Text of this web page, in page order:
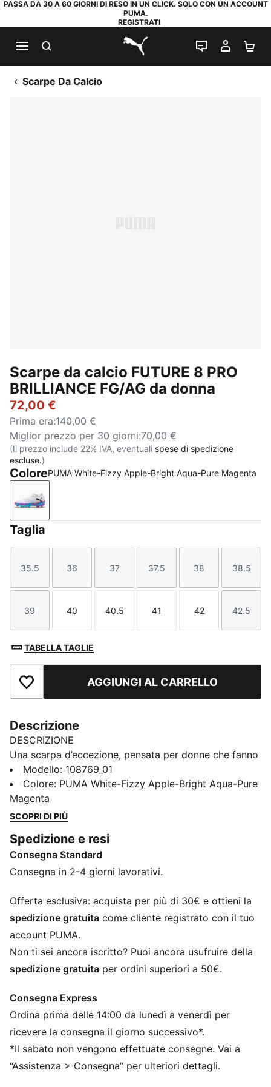
PASSA DA 30 A 60 GIORNI DI RESO IN UN CLICK. SOLO CON UN ACCOUNT
PUMA.
REGISTRATI
PUMA.com
CHAT IL MIO
Scarpe Da Calcio
Scarpe da calcio FUTURE 8 PRO
BRILLIANCE FG/AG da donna
72,00 €
Prima era:140,00 €
Miglior prezzo per 30 giorni:70,00 €
(Il prezzo include 22% IVA, eventuali spese di spedizione
escluse.)
ColorePUMA White-Fizzy Apple-Bright Aqua-Pure Magenta
PUMA White-Fizzy Apple-Bright Aqua-Pure Magenta
Taglia
Taglia
35.5
Taglia
36
Taglia
37
Taglia
37.5
Taglia
38
Taglia
38.5
Taglia
39
Taglia
40
Taglia
40.5
Taglia
41
Taglia
42
Taglia
42.5
TABELLA TAGLIE
Aggiungi ai PreferitiAGGIUNGI AL CARRELLO
Descrizione
DESCRIZIONE
Una scarpa d’eccezione, pensata per donne che fanno
la differenza. Con Women's Fit 2.0, il futuro è davvero
femminile: avampiede più avvolgente, collo del piede
più basso e supporto extra all’arco plantare per
adattarsi a te – non il contrario – così puoi pensare a
FUZIONFIT³ sulla tomaia e la suola FLEXGILITY ti
offrono agilità a 360° per muoverti tra le linee e
creare senza limiti.
VESTIBILITÀ DA DONNA 2.0: Sviluppata sulla base
della ricerca scientifica, FUTURE avvolge il piede con
una calzata pensata per te: volume ridotto
sagomata che offre supporto extra all’arco plantare
VESTIBILITÀ: Materiale di base superiore altamente
una vestibilità flessibile, sicura e di supporto
VESTIBILITÀ: PWRTAPE sulla parte centrale del piede
per il massimo del comfort e della stabilità
La tomaia delle scarpe è realizzata con almeno il 20%
di materiali riciclati.
Modello: 108769_01
Colore: PUMA White-Fizzy Apple-Bright Aqua-Pure
Magenta
SCOPRI DI PIÙ
Spedizione e resi
Consegna Standard
Consegna in 2-4 giorni lavorativi.
Offerta esclusiva: acquista per più di 30€ e ottieni la
spedizione gratuita come cliente registrato con il tuo
account PUMA.
Non ti sei ancora iscritto? Puoi ancora usufruire della
spedizione gratuita per ordini superiori a 50€.
Consegna Express
Ordina prima delle 14:00 da lunedì a venerdì per
ricevere la consegna il giorno successivo*.
*Il sabato non vengono effettuate consegne. Vai a
“Assistenza > Consegna” per ulteriori dettagli.